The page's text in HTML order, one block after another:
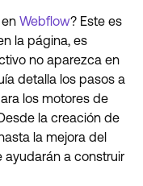
Webflow? Este es
la página, es
no aparezca en
detalla los pasos a
los motores de
la creación de
la mejora del
ayudarán a construir